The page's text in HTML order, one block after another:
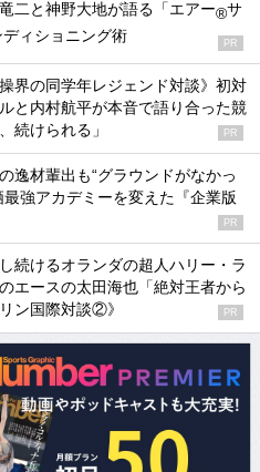
二と神野大地が語る「エアー®サ
ディショニング術 PR
界の同学年レジェンド対談》初対
と内村航平が本音で語り合った競
続けられる」
PR
逸材輩出も“グラウンドがなかっ
強アカデミーを変えた『企業版
PR
続けるオランダの超人ハリー・ラ
エースの太田海也「絶対王者から
ン国際対談②》
PR